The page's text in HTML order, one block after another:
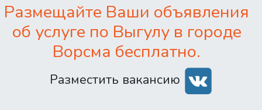
Размещайте Ваши объявления
об услуге по Выгулу в городе
Ворсма бесплатно.
Разместить вакансию